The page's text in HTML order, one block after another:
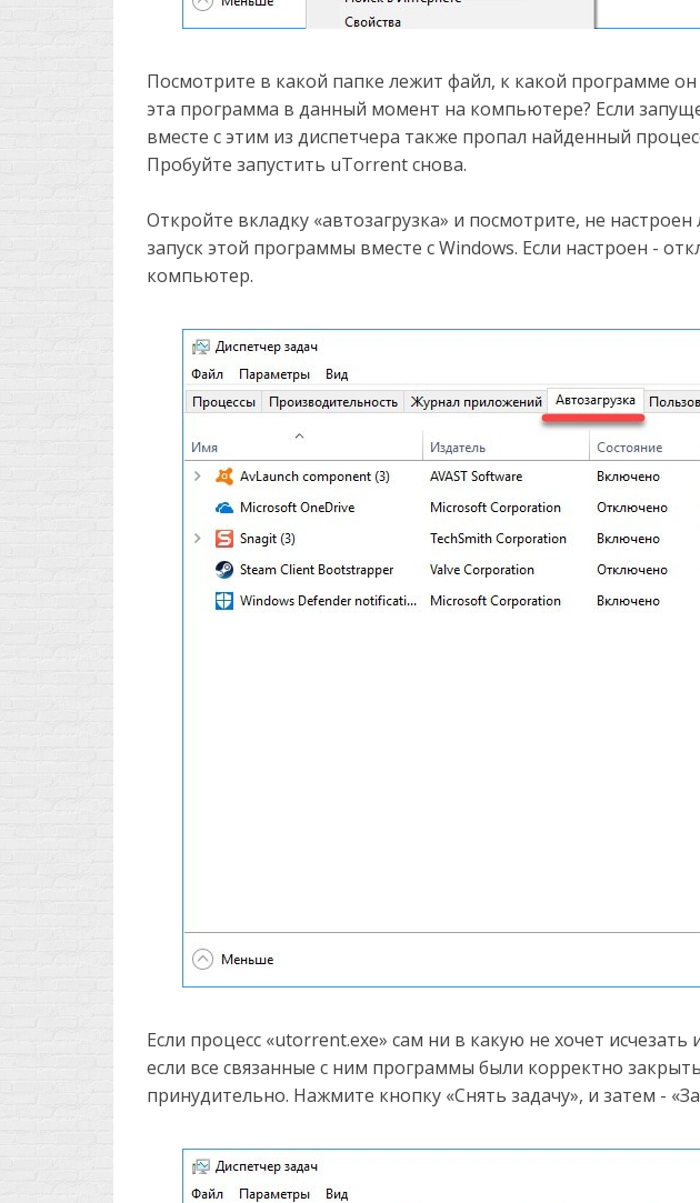
Посмотрите в какой папке лежит файл, к какой программе
эта программа в данный момент на компьютере? Если
вместе с этим из диспетчера также пропал найденный
Пробуйте запустить uTorrent снова.
Откройте вкладку «автозагрузка» и посмотрите, не
запуск этой программы вместе с Windows. Если настроен -
компьютер.
Если процесс «utorrent.exe» сам ни в какую не хочет исчезать
если все связанные с ним программы были корректно
принудительно. Нажмите кнопку «Снять задачу», и затем -